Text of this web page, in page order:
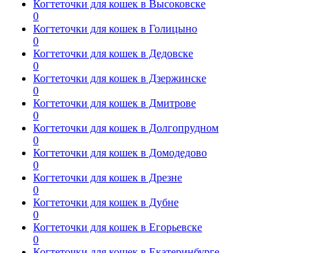
Когтеточки для кошек в Высоковске
0
Когтеточки для кошек в Голицыно
0
Когтеточки для кошек в Дедовске
0
Когтеточки для кошек в Дзержинске
0
Когтеточки для кошек в Дмитрове
0
Когтеточки для кошек в Долгопрудном
0
Когтеточки для кошек в Домодедово
0
Когтеточки для кошек в Дрезне
0
Когтеточки для кошек в Дубне
0
Когтеточки для кошек в Егорьевске
0